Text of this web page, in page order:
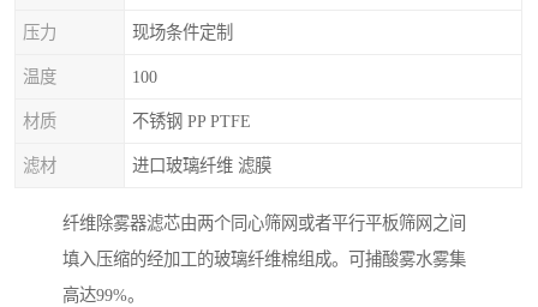
压力 现场条件定制
温度 100
材质 不锈钢 PP PTFE
滤材 进口玻璃纤维 滤膜
纤维除雾器滤芯由两个同心筛网或者平行平板筛网之间
填入压缩的经加工的玻璃纤维棉组成。可捕酸雾水雾集
高达99%。